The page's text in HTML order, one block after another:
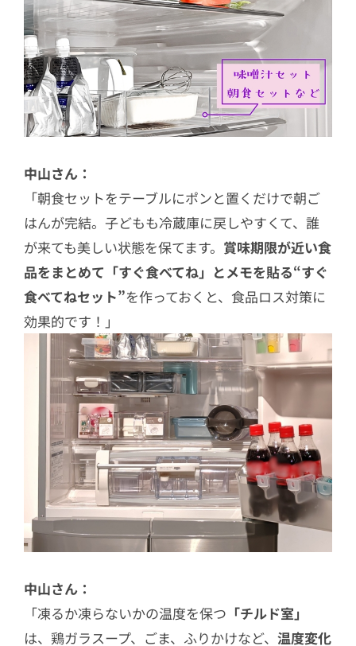
中山さん：
「朝食セットをテーブルにポンと置くだけで朝ご
はんが完結。子どもも冷蔵庫に戻しやすくて、誰
が来ても美しい状態を保てます。 賞味期限が近い食
品をまとめて「すぐ食べてね」とメモを貼る“すぐ
食べてねセット”を作っておくと、食品ロス対策に
効果的です！」
中山さん：
「凍るか凍らないかの温度を保つ 「チルド室」
は、鶏ガラスープ、ごま、ふりかけなど、 温度変化